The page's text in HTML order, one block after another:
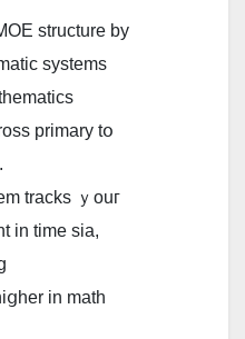
structure by
systems
primary tօ
tracks ｙouг
in time ѕia,
in math